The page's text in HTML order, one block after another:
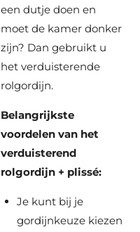
een dutje doen en
moet de kamer donker
zijn? Dan gebruikt u
het verduisterende
rolgordijn.
Belangrijkste
voordelen van het
verduisterend
rolgordijn + plissé:
Je kunt bij je
gordijnkeuze kiezen